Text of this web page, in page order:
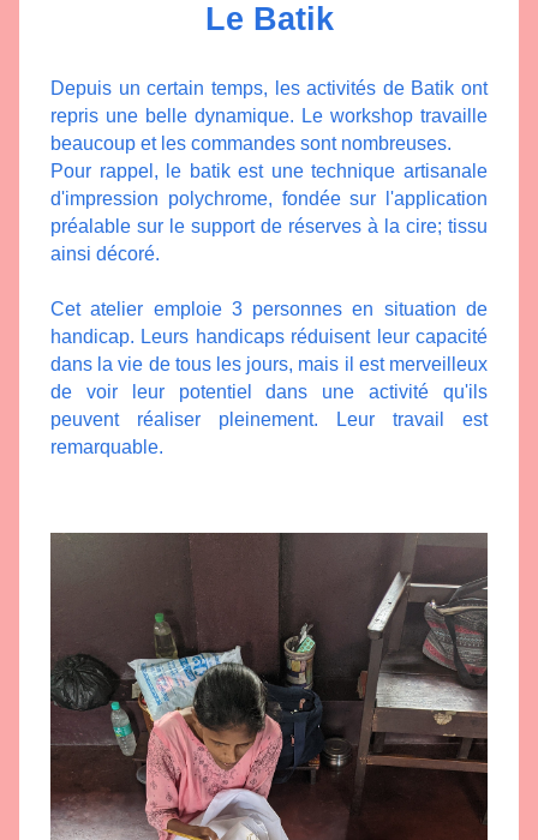
Le Batik
Depuis un certain temps, les activités de Batik ont
repris une belle dynamique. Le workshop travaille
beaucoup et les commandes sont nombreuses.
Pour rappel, le batik est une technique artisanale
d'impression polychrome, fondée sur l'application
préalable sur le support de réserves à la cire; tissu
ainsi décoré.
Cet atelier emploie 3 personnes en situation de
handicap. Leurs handicaps réduisent leur capacité
dans la vie de tous les jours, mais il est merveilleux
de voir leur potentiel dans une activité qu'ils
peuvent réaliser pleinement. Leur travail est
remarquable.